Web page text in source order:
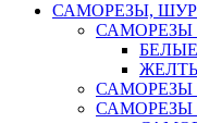
САМОРЕЗЫ,
САМОРЕЗЫ
БЕЛЫЕ
САМОРЕЗЫ
САМОРЕЗЫ